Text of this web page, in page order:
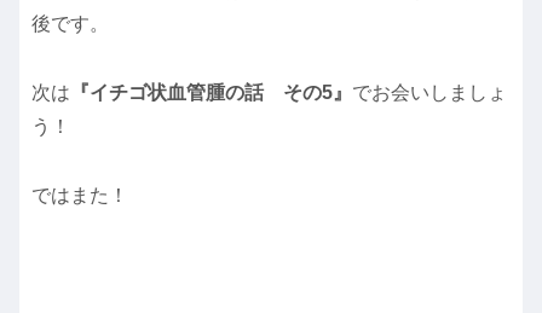
後です。
次は 『イチゴ状血管腫の話 その5』 でお会いしましょ
う！
ではまた！